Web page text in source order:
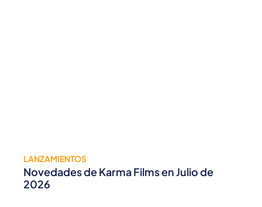
LANZAMIENTOS
Novedades de Karma Films en Julio de
2026